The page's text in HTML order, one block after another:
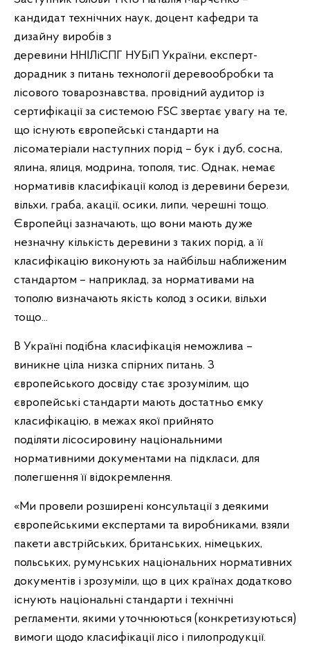
кандидат технічних наук, доцент кафедри та
дизайну виробів з
деревини ННІЛіСПГ НУБіП України, експерт­
дорадник з питань технології деревообробки та
лісового товарознавства, провідний аудитор із
сертифікації за системою FSC звертає увагу на те,
що існують європейські стандарти на
лісоматеріали наступних порід – бук і дуб, сосна,
ялина, ялиця, модрина, тополя, тис. Однак, немає
нормативів класифікації колод із деревини берези,
вільхи, граба, акації, осики, липи, черешні тощо.
Європейці зазначають, що вони мають дуже
незначну кількість деревини з таких порід, а її
класифікацію виконують за найбільш наближеним
стандартом – наприклад, за нормативами на
тополю визначають якість колод з осики, вільхи
тощо...
В Україні подібна класифікація неможлива –
виникне ціла низка спірних питань. З
європейського досвіду стає зрозумілим, що
європейські стандарти мають достатньо ємку
класифікацію, в межах якої прийнято
поділяти лісосировину національними
нормативними документами на підкласи, для
полегшення її відокремлення.
«Ми провели розширені консультації з деякими
європейськими експертами та виробниками, взяли
пакети австрійських, британських, німецьких,
польських, румунських національних нормативних
документів і зрозуміли, що в цих країнах додатково
існують національні стандарти і технічні
регламенти, якими уточнюються (конкретизуються)
вимоги щодо класифікації лісо­ і пилопродукції.